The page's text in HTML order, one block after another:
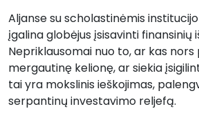
Aljanse su scholastinėmis
įgalina globėjus įsisavinti finansinių
Nepriklausomai nuo to, ar kas nors
mergautinę kelionę, ar siekia
tai yra mokslinis ieškojimas,
serpantinų investavimo reljefą.